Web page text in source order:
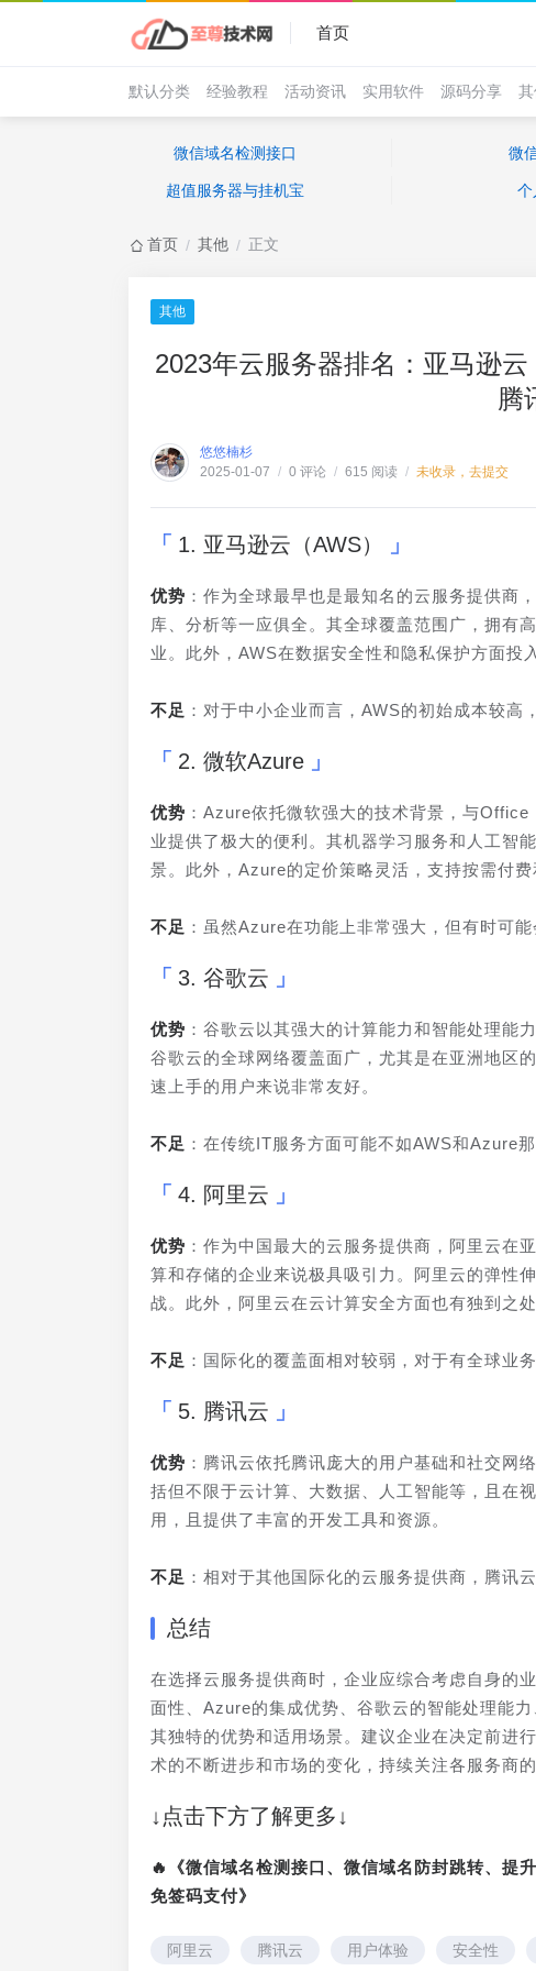
首页
默认分类 经验教程 活动资讯 实用软件 源码分享
微信域名检测接口 微
超值服务器与挂机宝 个
首页 / 其他 / 正文
其他
2023年云服务器排名：亚马逊
腾
悠悠楠杉
2025-01-07 / 0 评论 / 615 阅读 / 未收录，去提交
1. 亚马逊云（AWS）
优势 ：作为全球最早也是最知名的云服务提供商
库、分析等一应俱全。其全球覆盖范围广，拥有
业。此外，AWS在数据安全性和隐私保护方面投
不足 ：对于中小企业而言，AWS的初始成本较高
2. 微软Azure
优势 ：Azure依托微软强大的技术背景，与
业提供了极大的便利。其机器学习服务和人工智
景。此外，Azure的定价策略灵活，支持按需付费
不足 ：虽然Azure在功能上非常强大，但有时可
3. 谷歌云
优势 ：谷歌云以其强大的计算能力和智能处理能
谷歌云的全球网络覆盖面广，尤其是在亚洲地区
速上手的用户来说非常友好。
不足 ：在传统IT服务方面可能不如AWS和Azure
4. 阿里云
优势 ：作为中国最大的云服务提供商，阿里云在
算和存储的企业来说极具吸引力。阿里云的弹性
战。此外，阿里云在云计算安全方面也有独到之处
不足 ：国际化的覆盖面相对较弱，对于有全球业
5. 腾讯云
优势 ：腾讯云依托腾讯庞大的用户基础和社交网
括但不限于云计算、大数据、人工智能等，且在
用，且提供了丰富的开发工具和资源。
不足 ：相对于其他国际化的云服务提供商，腾讯
总结
在选择云服务提供商时，企业应综合考虑自身的
面性、Azure的集成优势、谷歌云的智能处理能
其独特的优势和适用场景。建议企业在决定前进
术的不断进步和市场的变化，持续关注各服务商
↓点击下方了解更多↓
🔥《微信域名检测接口、微信域名防封跳转、提
免签码支付》
阿里云 腾讯云 用户体验 安全性